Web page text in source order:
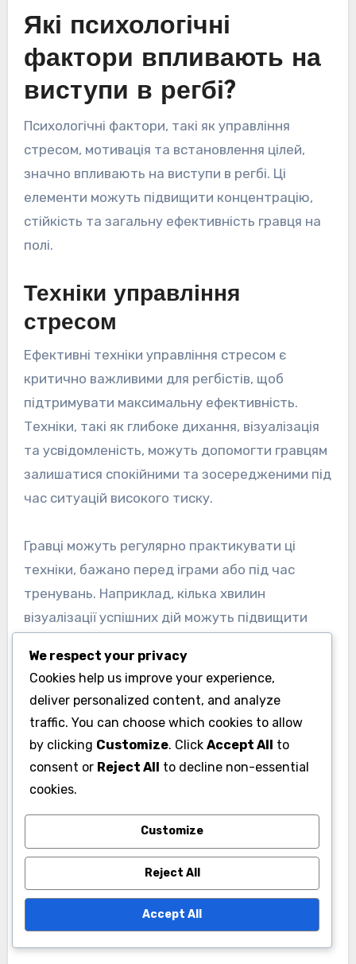
Які психологічні
фактори впливають на
виступи в регбі?
Психологічні фактори, такі як управління
стресом, мотивація та встановлення цілей,
значно впливають на виступи в регбі. Ці
елементи можуть підвищити концентрацію,
стійкість та загальну ефективність гравця на
полі.
Техніки управління
стресом
Ефективні техніки управління стресом є
критично важливими для регбістів, щоб
підтримувати максимальну ефективність.
Техніки, такі як глибоке дихання, візуалізація
та усвідомленість, можуть допомогти гравцям
залишатися спокійними та зосередженими під
час ситуацій високого тиску.
Гравці можуть регулярно практикувати ці
техніки, бажано перед іграми або під час
тренувань. Наприклад, кілька хвилин
візуалізації успішних дій можуть підвищити
Мотивація та стратегії
встановлення цілей
Мотивація є ключовим фактором виступів у
регбі, а встановлення чітких, досяжних цілей
може значно підвищити прагнення гравця. Цілі
повинні бути специфічними, вимірювальними,
досяжними, рел
We respect your privacy
Cookies help us improve your experience,
deliver personalized content, and analyze
traffic. You can choose which cookies to allow
by clicking Customize. Click Accept All to
consent or Reject All to decline non-essential
cookies.
Customize
Reject All
Accept All